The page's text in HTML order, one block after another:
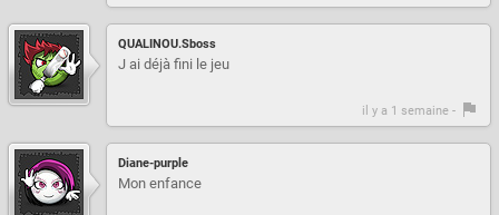
QUALINOU.Sboss
J ai déjà fini le jeu
il y a 1 semaine -
Diane-purple
Mon enfance